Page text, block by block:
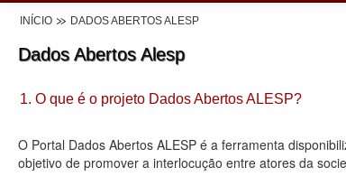
INÍCIO DADOS ABERTOS ALESP
Dados Abertos Alesp
1. O que é o projeto Dados Abertos ALESP?
O Portal Dados Abertos ALESP é a ferramenta
objetivo de promover a interlocução entre atores da